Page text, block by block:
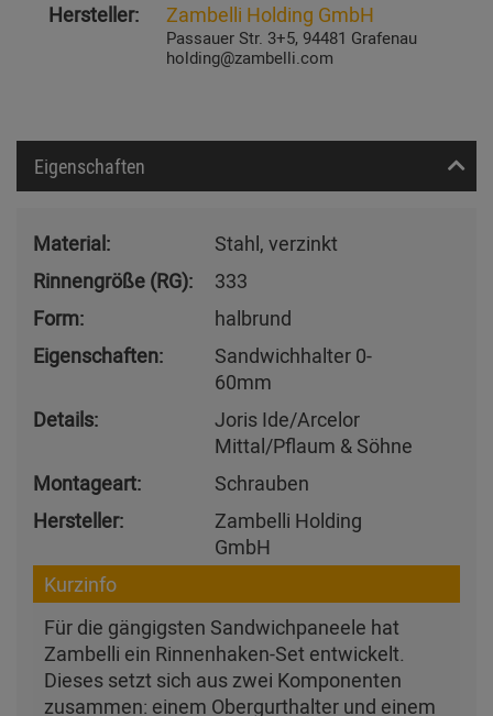
Hersteller: Zambelli Holding GmbH
Passauer Str. 3+5, 94481 Grafenau
holding@zambelli.com
Eigenschaften
Material:
Stahl, verzinkt
Rinnengröße (RG):
333
Form:
halbrund
Eigenschaften:
Sandwichhalter 0-
60mm
Details:
Joris Ide/Arcelor
Mittal/Pflaum & Söhne
Montageart:
Schrauben
Hersteller:
Zambelli Holding
GmbH
Kurzinfo
Für die gängigsten Sandwichpaneele hat
Zambelli ein Rinnenhaken-Set entwickelt.
Dieses setzt sich aus zwei Komponenten
zusammen: einem Obergurthalter und einem